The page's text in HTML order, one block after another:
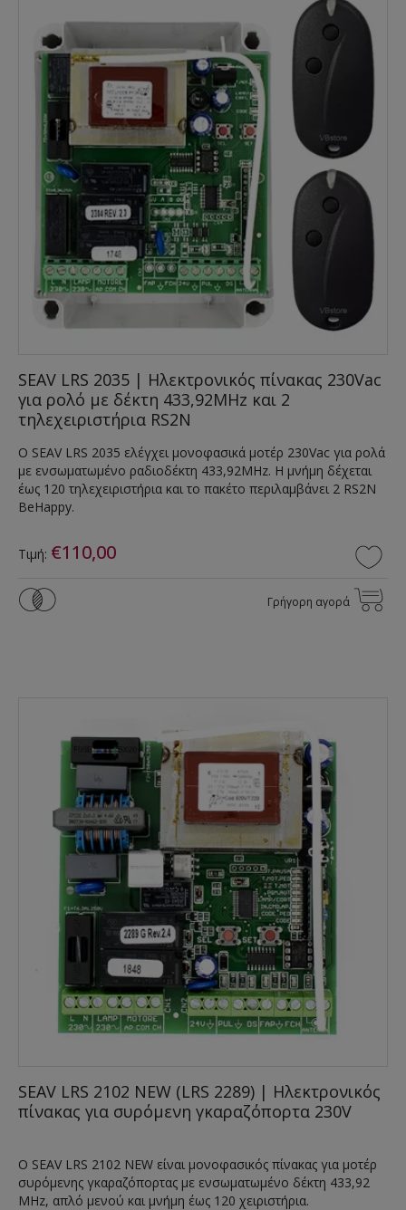
SEAV LRS 2035 | Ηλεκτρονικός πίνακας 230Vac
για ρολό με δέκτη 433,92MHz και 2
τηλεχειριστήρια RS2N
Ο SEAV LRS 2035 ελέγχει μονοφασικά μοτέρ 230Vac για ρολά
με ενσωματωμένο ραδιοδέκτη 433,92MHz. Η μνήμη δέχεται
έως 120 τηλεχειριστήρια και το πακέτο περιλαμβάνει 2 RS2N
BeHappy.
Τιμή: €110,00
Γρήγορη αγορά
SEAV LRS 2102 NEW (LRS 2289) | Ηλεκτρονικός
πίνακας για συρόμενη γκαραζόπορτα 230V
Ο SEAV LRS 2102 NEW είναι μονοφασικός πίνακας για μοτέρ
συρόμενης γκαραζόπορτας με ενσωματωμένο δέκτη 433,92
MHz, απλό μενού και μνήμη έως 120 χειριστήρια.